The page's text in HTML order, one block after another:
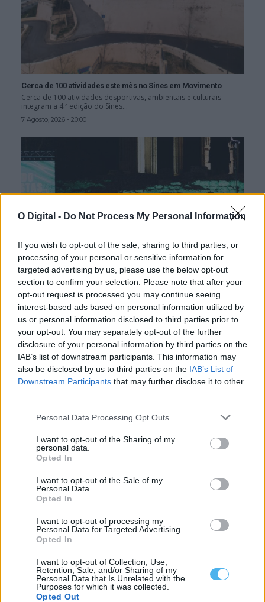
O Digital - Do Not Process My Personal Information
If you wish to opt-out of the sale, sharing to third parties, or
processing of your personal or sensitive information for
targeted advertising by us, please use the below opt-out
section to confirm your selection. Please note that after your
opt-out request is processed you may continue seeing
interest-based ads based on personal information utilized by
us or personal information disclosed to third parties prior to
your opt-out. You may separately opt-out of the further
disclosure of your personal information by third parties on the
IAB’s list of downstream participants. This information may
also be disclosed by us to third parties on the IAB’s List of
Downstream Participants that may further disclose it to other
Personal Data Processing Opt Outs
I want to opt-out of the Sharing of my
personal data.
Opted In
I want to opt-out of the Sale of my
Personal Data.
Opted In
I want to opt-out of processing my
Personal Data for Targeted Advertising.
Opted In
I want to opt-out of Collection, Use,
Retention, Sale, and/or Sharing of my
Personal Data that Is Unrelated with the
Purposes for which it was collected.
Opted Out
Cerca de 100 atividades este mês no Sines em Movimento
Cerca de 100 atividades desportivas, ambientais e culturais
integram a 4.ª edição do Sines...
7 Agosto, 2026 - 20:00
Liga 3 arranca este fim de semana com Lusitano de Évora em
cena: Conheça o calendário
A Liga 3 Placard arranca este fim de semana, com a primeira
jornada marcada...
6 Agosto, 2026 - 14:51
policial: “Há um lado humano que muitos esquecem”
Veja a entrevista completa A arbitragem de futebol é
frequentemente analisada pelos 90 minutos de...